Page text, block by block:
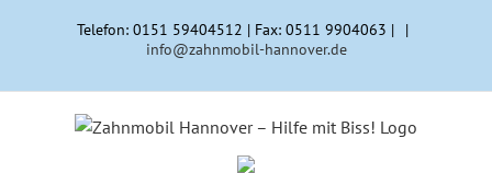
Telefon: 0151 59404512 | Fax: 0511 9904063 |
|
info@zahnmobil-hannover.de